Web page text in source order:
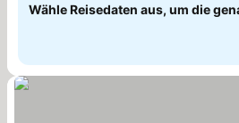
Wähle Reisedaten aus, um die